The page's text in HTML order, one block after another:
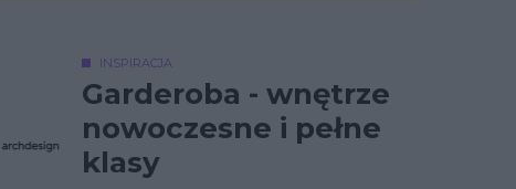
INSPIRACJA
Garderoba - wnętrze
nowoczesne i pełne
klasy